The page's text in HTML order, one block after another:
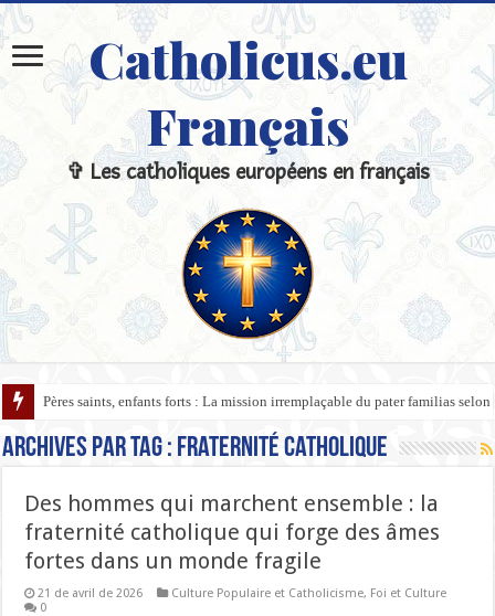
Catholicus.eu
Français
✞ Les catholiques européens en français
Pères saints, enfants forts : La mission irremplaçable du pater familias selon
Archives par tag : fraternité catholique
Des hommes qui marchent ensemble : la
fraternité catholique qui forge des âmes
fortes dans un monde fragile
21 de avril de 2026 Culture Populaire et Catholicisme, Foi et Culture
0